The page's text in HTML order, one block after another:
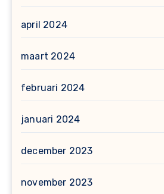
april 2024
maart 2024
februari 2024
januari 2024
december 2023
november 2023